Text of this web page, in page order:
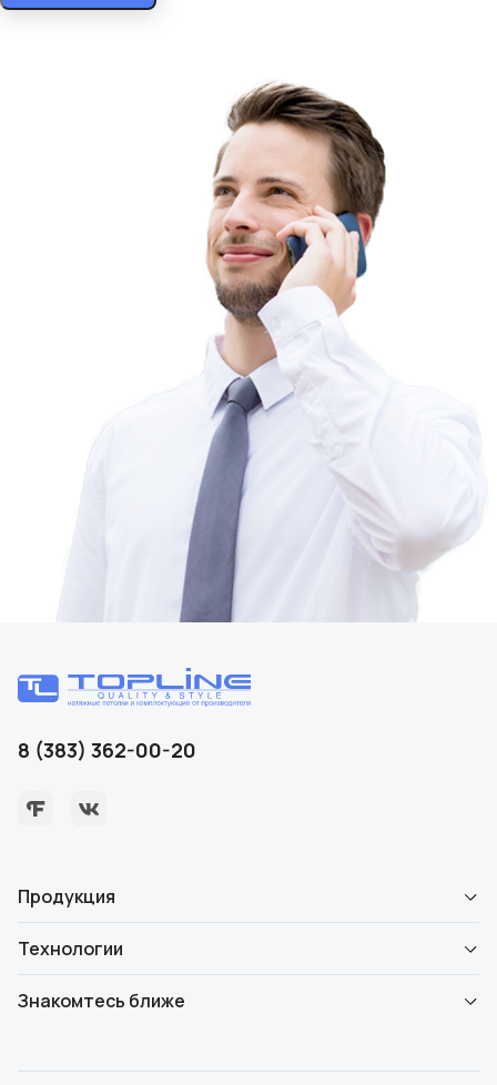
8 (383) 362-00-20
Продукция
Технологии
Знакомтесь ближе